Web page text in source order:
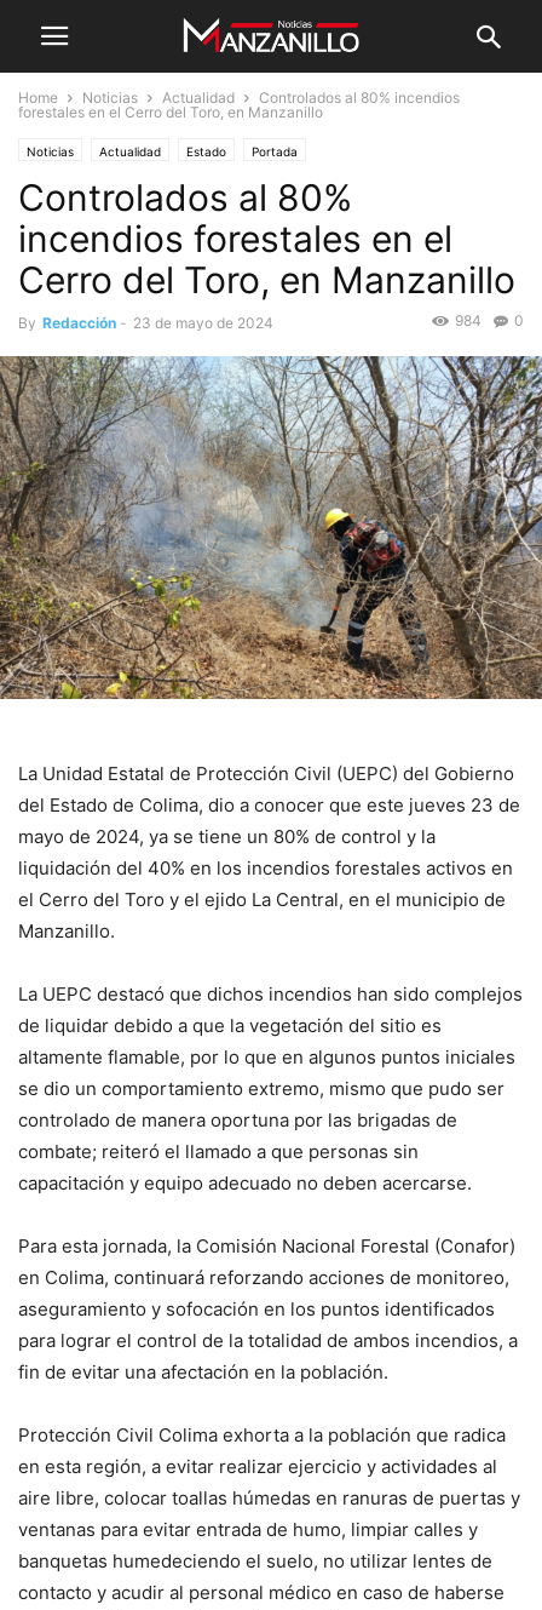
Home Noticias Actualidad
Controlados al 80% incendios
forestales en el Cerro del Toro, en Manzanillo
Noticias Actualidad Estado Portada
Controlados al 80%
incendios forestales en el
Cerro del Toro, en Manzanillo
By Redacción - 23 de mayo de 2024 0
984
La Unidad Estatal de Protección Civil (UEPC) del Gobierno
del Estado de Colima, dio a conocer que este jueves 23 de
mayo de 2024, ya se tiene un 80% de control y la
liquidación del 40% en los incendios forestales activos en
el Cerro del Toro y el ejido La Central, en el municipio de
Manzanillo.
La UEPC destacó que dichos incendios han sido complejos
de liquidar debido a que la vegetación del sitio es
altamente flamable, por lo que en algunos puntos iniciales
se dio un comportamiento extremo, mismo que pudo ser
controlado de manera oportuna por las brigadas de
combate; reiteró el llamado a que personas sin
capacitación y equipo adecuado no deben acercarse.
Para esta jornada, la Comisión Nacional Forestal (Conafor)
en Colima, continuará reforzando acciones de monitoreo,
aseguramiento y sofocación en los puntos identificados
para lograr el control de la totalidad de ambos incendios, a
fin de evitar una afectación en la población.
Protección Civil Colima exhorta a la población que radica
en esta región, a evitar realizar ejercicio y actividades al
aire libre, colocar toallas húmedas en ranuras de puertas y
ventanas para evitar entrada de humo, limpiar calles y
banquetas humedeciendo el suelo, no utilizar lentes de
contacto y acudir al personal médico en caso de haberse